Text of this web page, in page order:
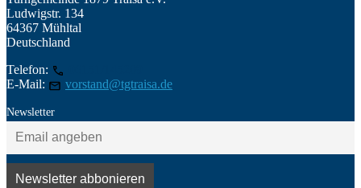
Ludwigstr. 134
64367 Mühltal
Deutschland
Telefon:
E-Mail:
vorstand@tgtraisa.de
Newsletter